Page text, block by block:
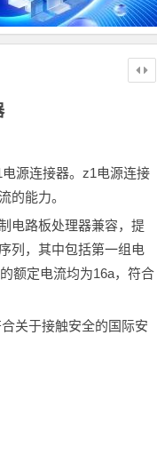
源连接器。z1电源连接
的能力。
电路板处理器兼容，提
列，其中包括第一组电
额定电流均为16a，符合
关于接触安全的国际安